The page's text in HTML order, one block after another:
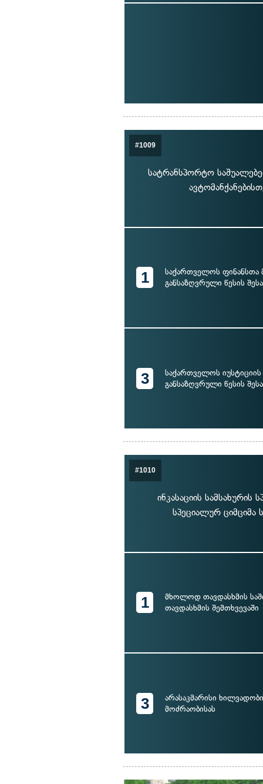
#1009
სატრანსპორტო
1
საქართველოს ფინანსთა
განსაზღვრული წესის
3
საქართველოს
განსაზღვრული წესის
#1010
ინკასაციის
სპეციალურ ციმციმა
1
მხოლოდ თავდასხმის
თავდასხმის შემთხვევაში
3
არასაკმარისი
მოძრაობისას